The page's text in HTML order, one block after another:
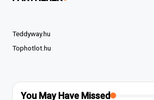
Teddyway.hu
Tophotlot.hu
You May Have Missed